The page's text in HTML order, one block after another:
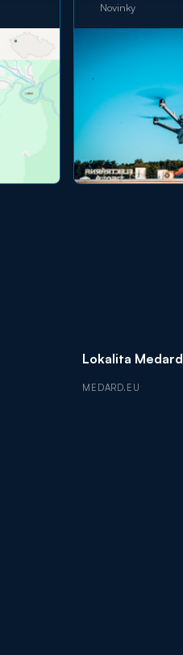
Novinky
Lokalita Medard
MEDARD.EU